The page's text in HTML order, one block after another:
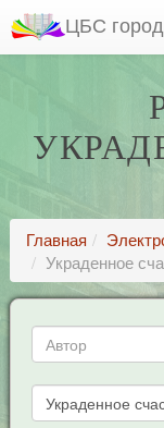
ЦБС
Главная
Украденное